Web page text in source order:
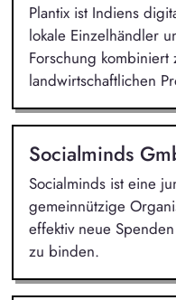
Plantix ist Indiens
lokale Einzelhändler
Forschung
landwirtschaftlichen
Socialminds
Socialminds ist eine
gemeinnützige
effektiv neue
zu binden.